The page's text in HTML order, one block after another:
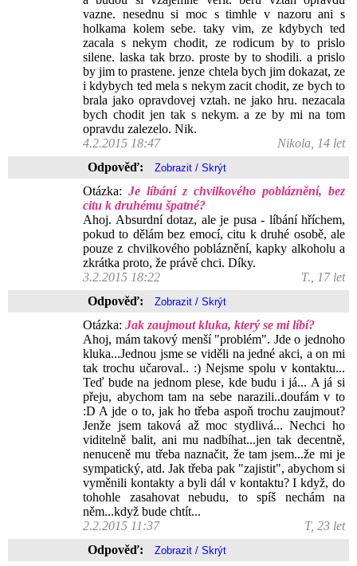
vazne. nesednu si moc s timhle v nazoru ani s
holkama kolem sebe. taky vim, ze kdybych ted
zacala s nekym chodit, ze rodicum by to prislo
silene. laska tak brzo. proste by to shodili. a prislo
by jim to prastene. jenze chtela bych jim dokazat, ze
i kdybych ted mela s nekym zacit chodit, ze bych to
brala jako opravdovej vztah. ne jako hru. nezacala
bych chodit jen tak s nekym. a ze by mi na tom
opravdu zalezelo. Nik.
4.2.2015 18:47
Nikola, 14 let
Odpověď:
Otázka: Je líbání z chvilkového pobláznění, bez
citu k druhému špatné?
Ahoj. Absurdní dotaz, ale je pusa - líbání hříchem,
pokud to dělám bez emocí, citu k druhé osobě, ale
pouze z chvilkového pobláznění, kapky alkoholu a
zkrátka proto, že právě chci. Díky.
3.2.2015 18:22
T., 17 let
Odpověď:
Otázka: Jak zaujmout kluka, který se mi líbí?
Ahoj, mám takový menší "problém". Jde o jednoho
kluka...Jednou jsme se viděli na jedné akci, a on mi
tak trochu učaroval.. :) Nejsme spolu v kontaktu...
Teď bude na jednom plese, kde budu i já... A já si
přeju, abychom tam na sebe narazili..doufám v to
:D A jde o to, jak ho třeba aspoň trochu zaujmout?
Jenže jsem taková až moc stydlivá... Nechci ho
viditelně balit, ani mu nadbíhat...jen tak decentně,
nenuceně mu třeba naznačit, že tam jsem...že mi je
sympatický, atd. Jak třeba pak "zajistit", abychom si
vyměnili kontakty a byli dál v kontaktu? I když, do
tohohle zasahovat nebudu, to spíš nechám na
něm...když bude chtít...
2.2.2015 11:37
T, 23 let
Odpověď: